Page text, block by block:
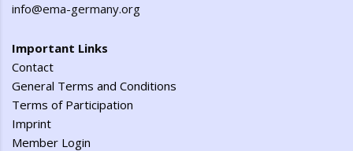
info@ema-germany.org
Important Links
Contact
General Terms and Conditions
Terms of Participation
Imprint
Member Login